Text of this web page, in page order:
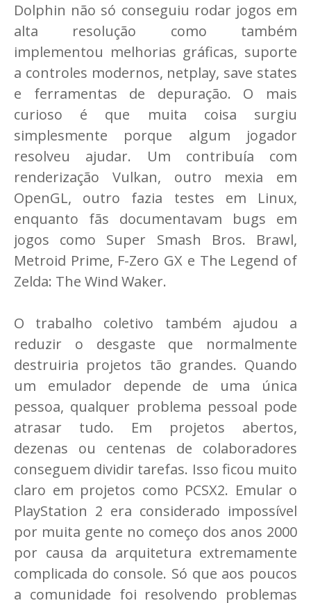
Dolphin não só conseguiu rodar jogos em
alta resolução como também
implementou melhorias gráficas, suporte
a controles modernos, netplay, save states
e ferramentas de depuração. O mais
curioso é que muita coisa surgiu
simplesmente porque algum jogador
resolveu ajudar. Um contribuía com
renderização Vulkan, outro mexia em
OpenGL, outro fazia testes em Linux,
enquanto fãs documentavam bugs em
jogos como Super Smash Bros. Brawl,
Metroid Prime, F-Zero GX e The Legend of
Zelda: The Wind Waker.
O trabalho coletivo também ajudou a
reduzir o desgaste que normalmente
destruiria projetos tão grandes. Quando
um emulador depende de uma única
pessoa, qualquer problema pessoal pode
atrasar tudo. Em projetos abertos,
dezenas ou centenas de colaboradores
conseguem dividir tarefas. Isso ficou muito
claro em projetos como PCSX2. Emular o
PlayStation 2 era considerado impossível
por muita gente no começo dos anos 2000
por causa da arquitetura extremamente
complicada do console. Só que aos poucos
a comunidade foi resolvendo problemas